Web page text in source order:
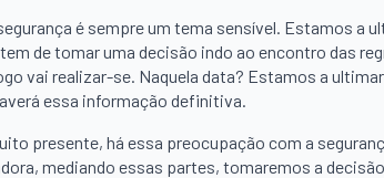
é sempre um tema sensível. Estamos a
de tomar uma decisão indo ao encontro das
vai realizar-se. Naquela data? Estamos a
essa informação definitiva.
presente, há essa preocupação com a
mediando essas partes, tomaremos a